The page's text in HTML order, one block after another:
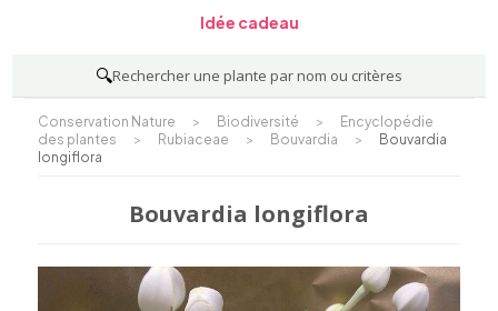
Idée cadeau
🔍Rechercher une plante par nom ou critères
Conservation Nature > Biodiversité >
Encyclopédie
des plantes
> Rubiaceae > Bouvardia >
Bouvardia
longiflora
Bouvardia longiflora